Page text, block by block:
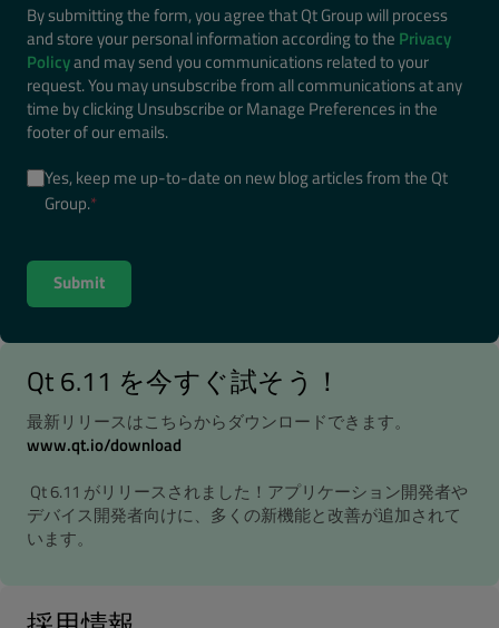
By submitting the form, you agree that Qt Group will process
and store your personal information according to the Privacy
Policyand may send you communications related to your
request. You may unsubscribe from all communications at any
time by clicking Unsubscribe or Manage Preferences in the
footer of our emails.
Yes, keep me up-to-date on new blog articles from the Qt
Group.*
Qt 6.11 を今すぐ試そう！
最新リリースはこちらからダウンロードできます。
www.qt.io/download
Qt 6.11 がリリースされました！アプリケーション開発者や
デバイス開発者向けに、多くの新機能と改善が追加されて
います。